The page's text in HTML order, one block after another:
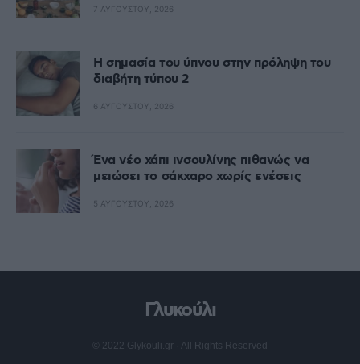
7 ΑΥΓΟΎΣΤΟΥ, 2026
Η σημασία του ύπνου στην πρόληψη του
διαβήτη τύπου 2
6 ΑΥΓΟΎΣΤΟΥ, 2026
Ένα νέο χάπι ινσουλίνης πιθανώς να
μειώσει το σάκχαρο χωρίς ενέσεις
5 ΑΥΓΟΎΣΤΟΥ, 2026
Γλυκούλι
© 2022 Glykouli.gr · All Rights Reserved